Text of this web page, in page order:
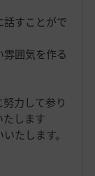
すことがで
囲気を作る
力して参り
します
たします。